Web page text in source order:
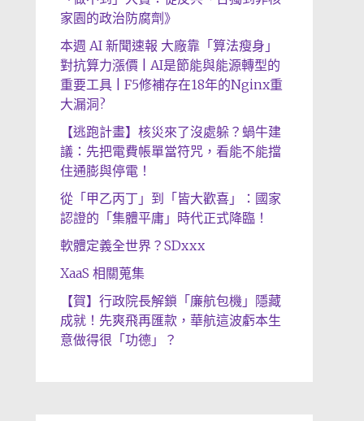
家園的政治防腐劑》
本週 AI 新聞速報 大廠靠「算法瘦身」
對抗算力漲價 | AI是節能與能源轉型的
重要工具 | F5修補存在18年的Nginx重
大漏洞?
【逃跑計畫】核災來了沒處躲？蝸牛建
議：先把電費帳單當符咒，看能不能擋
住通膨與停電！
從「甲乙丙丁」到「皆大歡喜」：國家
認證的「集體平庸」時代正式降臨！
軟體定義全世界？SDxxx
XaaS 相關蒐集
【賀】行政院長解鎖「廉航包機」隱藏
成就！先爽飛再匯款，華航這波虧本生
意做得很「功德」？